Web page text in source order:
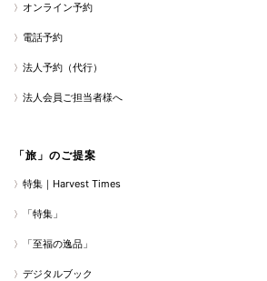
オンライン予約
電話予約
法人予約（代行）
法人会員ご担当者様へ
「旅」のご提案
特集｜Harvest Times
「特集」
「至福の逸品」
デジタルブック